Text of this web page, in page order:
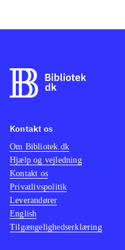
Kontakt os
Om Bibliotek.dk
Hjælp og vejledning
Kontakt os
Privatlivspolitik
Leverandører
English
Tilgængelighedserklæring